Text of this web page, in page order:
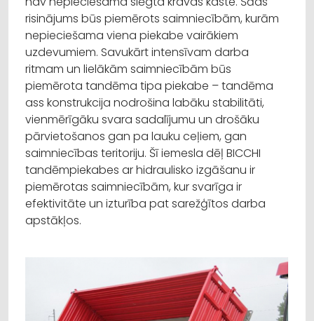
risinājums būs piemērots saimniecībām, kurām
nepieciešama viena piekabe vairākiem
uzdevumiem. Savukārt intensīvam darba
ritmam un lielākām saimniecībām būs
piemērota tandēma tipa piekabe – tandēma
ass konstrukcija nodrošina labāku stabilitāti,
vienmērīgāku svara sadalījumu un drošāku
pārvietošanos gan pa lauku ceļiem, gan
saimniecības teritoriju. Šī iemesla dēļ BICCHI
tandēmpiekabes ar hidraulisko izgāšanu ir
piemērotas saimniecībām, kur svarīga ir
efektivitāte un izturība pat sarežģītos darba
apstākļos.